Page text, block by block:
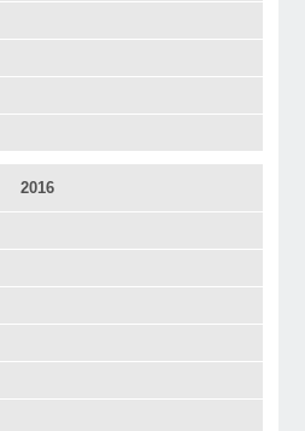
2016